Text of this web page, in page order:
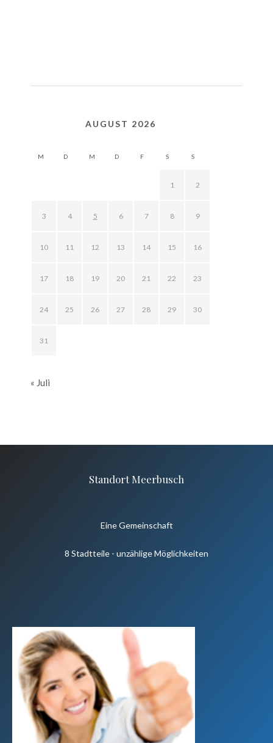
AUGUST 2026
M D M D F S S
1 2
3 4 5 6 7 8 9
10 11 12 13 14 15 16
17 18 19 20 21 22 23
24 25 26 27 28 29 30
31
« Juli
Standort Meerbusch
Eine Gemeinschaft
8 Stadtteile - unzählige Möglichkeiten